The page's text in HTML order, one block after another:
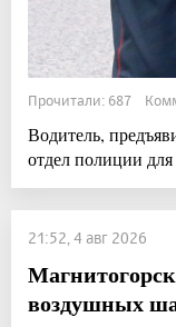
Прочитали: 687
Водитель,
отдел полиции
21:52, 4 авг 2026
воздушных